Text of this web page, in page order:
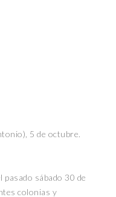
5 de octubre.
sábado 30 de
colonias y